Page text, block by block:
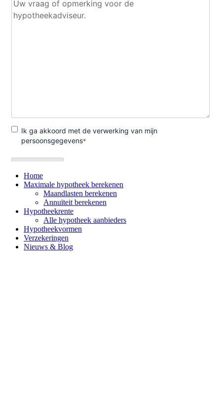
Home
Maximale hypotheek berekenen
Maandlasten berekenen
Annuïteit berekenen
Hypotheekrente
Alle hypotheek aanbieders
Hypotheekvormen
Verzekeringen
Nieuws & Blog